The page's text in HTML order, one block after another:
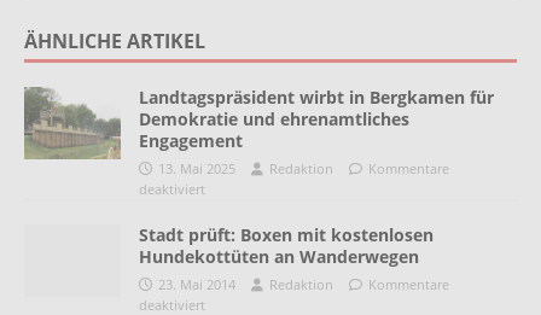
ÄHNLICHE ARTIKEL
Landtagspräsident wirbt in Bergkamen für
Demokratie und ehrenamtliches
Engagement
13. Mai 2025 Redaktion
Kommentare
deaktiviert
Stadt prüft: Boxen mit kostenlosen
Hundekottüten an Wanderwegen
23. Mai 2014 Redaktion
Kommentare
deaktiviert